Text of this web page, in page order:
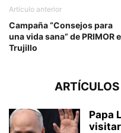
Artículo anterior
Campaña “Consejos para
una vida sana” de PRIMOR
Trujillo
Papa